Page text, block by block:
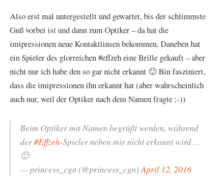
Also erst mal untergestellt und gewartet, bis der schlimmste
Guß vorbei ist und dann zum Optiker – da hat die
imipressionen neue Kontaktlinsen bekommen. Daneben hat
ein Spieler des glorreichen #effzeh eine Brille gekauft – aber
nicht nur ich habe den so gar nicht erkannt 🙂 Bin fasziniert,
dass die imipressionen ihn erkannt hat (aber wahrscheinlich
auch nur, weil der Optiker nach dem Namen fragte ;-))
Beim Optiker mit Namen begrüßt werden, während
der#Effzeh-Spieler neben mir nicht erkannt wird …
🙂
— princess_cgn (@princess_cgn)April 12, 2016